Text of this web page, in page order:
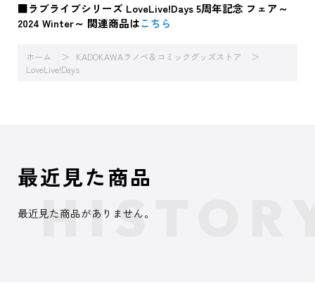
■ラブライブシリーズ LoveLive!Days 5周年記念 フェア～
2024 Winter～ 関連商品はこちら
ホーム
KADOKAWAラノベ＆コミックグッズストア
LoveLive!Days
最近見た商品
最近見た商品がありません。